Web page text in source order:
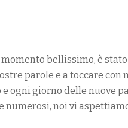
momento bellissimo, è
parole e a toccare con
ogni giorno delle nuove
numerosi, noi vi